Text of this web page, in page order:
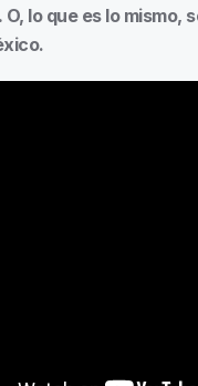
lo que es lo mismo,